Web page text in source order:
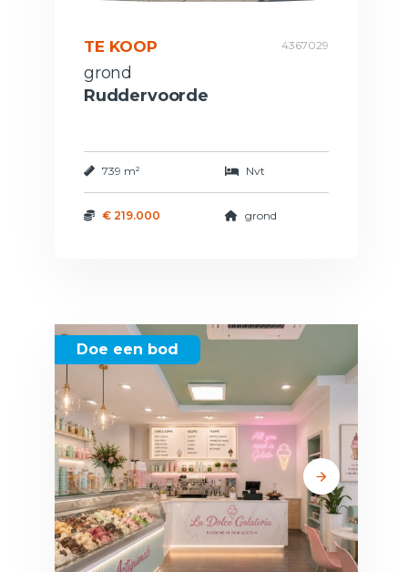
TE KOOP 4367029
grond
Ruddervoorde
739 m² Nvt
€ 219.000 grond
Doe een bod